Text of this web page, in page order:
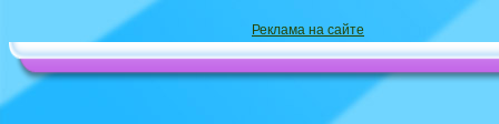
Реклама на сайте